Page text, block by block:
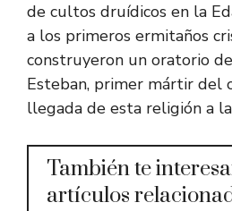
de cultos druídicos en la
a los primeros ermitaños
construyeron un oratorio
Esteban, primer mártir del
llegada de esta religión a
También te
artículos